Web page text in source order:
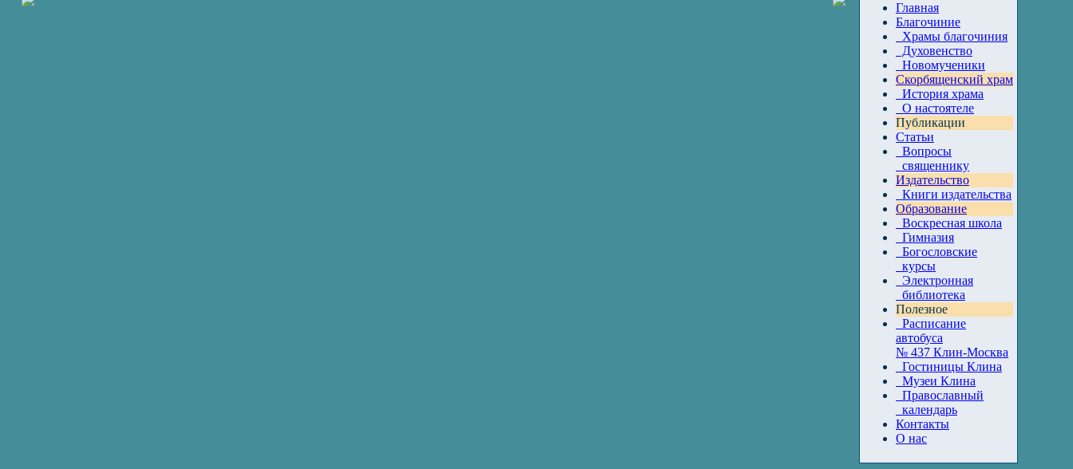
Главная
Благочиние
Храмы благочиния
Духовенство
Новомученики
Скорбященский храм
История храма
О настоятеле
Публикации
Статьи
Вопросы
священнику
Издательство
Книги издательства
Образование
Воскресная школа
Гимназия
Богословские
курсы
Электронная
библиотека
Полезное
Расписание
автобуса
№ 437 Клин-Москва
Гостиницы Клина
Музеи Клина
Православный
календарь
Контакты
О нас